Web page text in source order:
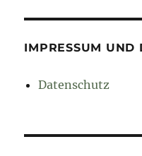
IMPRESSUM UND
Datenschutz